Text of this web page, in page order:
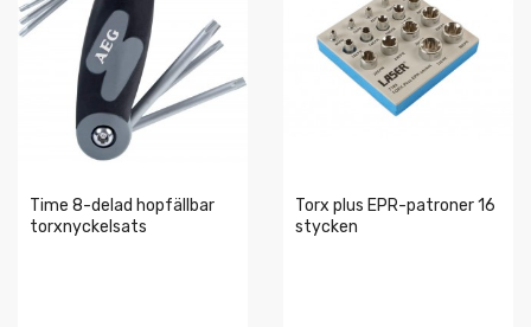
Time 8-delad hopfällbar
torxnyckelsats
Torx plus EPR-patroner 16
stycken